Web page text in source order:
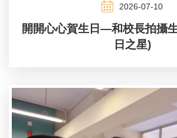
2026-07-10
開開心心賀生日—和校長拍攝
日之星)